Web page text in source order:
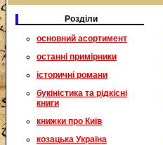
Розділи
основний асортимент
останні примірники
історичні романи
букіністика та рідкісні
книги
книжки про Київ
козацька Україна